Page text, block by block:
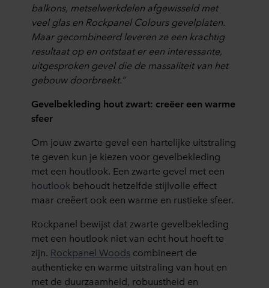
balkons, metselwerkdelen afgewisseld met
veel glas en Rockpanel Colours gevelplaten.
Maar gecombineerd leveren ze een krachtig
resultaat op en ontstaat er een interessante,
uitgesproken gevel die de massaliteit van het
gebouw doorbreekt.”
Gevelbekleding hout zwart: creëer een warme
sfeer
Om jouw zwarte gevel een hartelijke uitstraling
te geven kun je kiezen voor gevelbekleding
met een houtlook. Een zwarte gevel met een
houtlook behoudt hetzelfde stijlvolle effect
maar creëert ook een warme en rustieke sfeer.
Rockpanel bewijst dat zwarte gevelbekleding
met een houtlook niet van echt hout hoeft te
zijn. Rockpanel Woods combineert de
authentieke en warme uitstraling van hout en
met de duurzaamheid, robuustheid en